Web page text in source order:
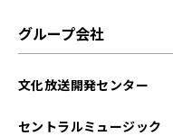
グループ会社
文化放送開発センター
セントラルミュージック